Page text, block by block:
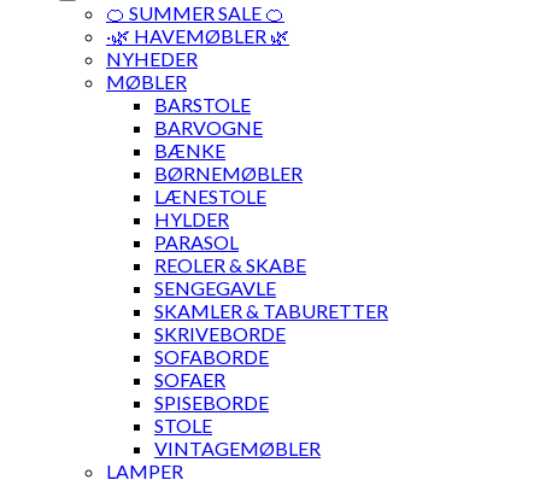
🍊 SUMMER SALE 🍊
·🌿 HAVEMØBLER 🌿
NYHEDER
MØBLER
BARSTOLE
BARVOGNE
BÆNKE
BØRNEMØBLER
LÆNESTOLE
HYLDER
PARASOL
REOLER & SKABE
SENGEGAVLE
SKAMLER & TABURETTER
SKRIVEBORDE
SOFABORDE
SOFAER
SPISEBORDE
STOLE
VINTAGEMØBLER
LAMPER